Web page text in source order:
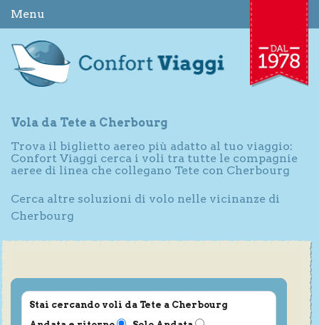
Menu
Vola da Tete a Cherbourg
Trova il biglietto aereo più adatto al tuo viaggio:
Confort Viaggi cerca i voli tra tutte le compagnie
aeree di linea che collegano Tete con Cherbourg
Cerca altre soluzioni di volo nelle vicinanze di
Cherbourg
Stai cercando voli da Tete a Cherbourg